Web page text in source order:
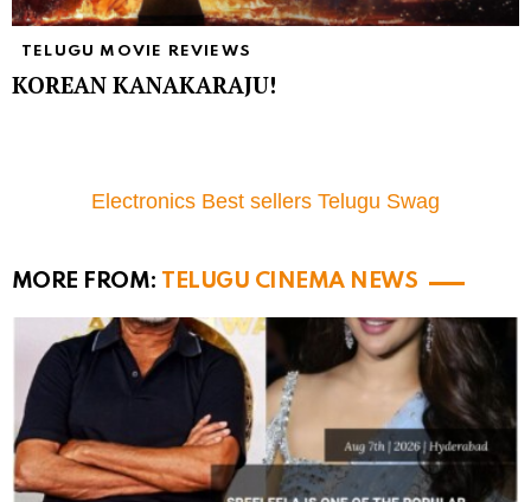
TELUGU MOVIE REVIEWS
KOREAN KANAKARAJU!
Electronics Best sellers Telugu Swag
MORE FROM: TELUGU CINEMA NEWS